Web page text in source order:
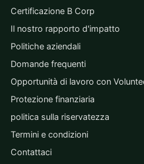
Certificazione B Corp
Il nostro rapporto d'impatto
Politiche aziendali
Domande frequenti
Opportunità di lavoro con
Protezione finanziaria
politica sulla riservatezza
Termini e condizioni
Contattaci